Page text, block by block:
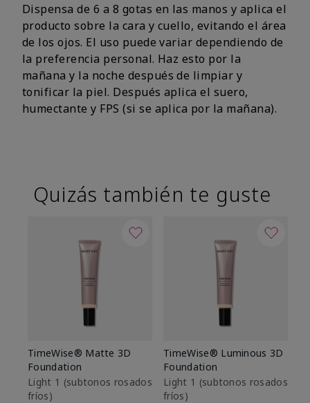
Dispensa de 6 a 8 gotas en las manos y aplica el
producto sobre la cara y cuello, evitando el área
de los ojos. El uso puede variar dependiendo de
la preferencia personal. Haz esto por la
mañana y la noche después de limpiar y
tonificar la piel. Después aplica el suero,
humectante y FPS (si se aplica por la mañana).
Quizás también te guste
TimeWise® Matte 3D
Foundation
Light 1​ (subtonos rosados
fríos)
TimeWise® Luminous 3D
Foundation
Light 1​ (subtonos rosados
fríos)